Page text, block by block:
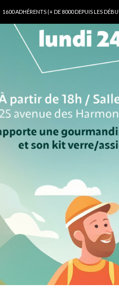
1600 ADHÉRENTS (+ DE 8000 DEPUIS LES